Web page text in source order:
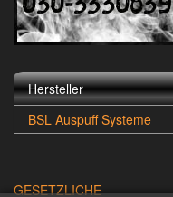
Hersteller
BSL Auspuff Systeme
GESETZLICHE